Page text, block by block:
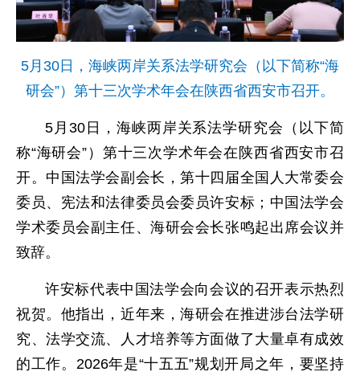
5月30日，海峡两岸关系法学研究会（以下简称“海
研会”）第十三次学术年会在陕西省西安市召开。
5月30日，海峡两岸关系法学研究会（以下简
称“海研会”）第十三次学术年会在陕西省西安市召
开。中国法学会副会长，第十四届全国人大常委会
委员、宪法和法律委员会委员许安标；中国法学会
学术委员会副主任、海研会会长张鸣起出席会议并
致辞。
许安标代表中国法学会向会议的召开表示热烈
祝贺。他指出，近年来，海研会在推进涉台法学研
究、法学交流、人才培养等方面做了大量卓有成效
的工作。2026年是“十五五”规划开局之年，要坚持